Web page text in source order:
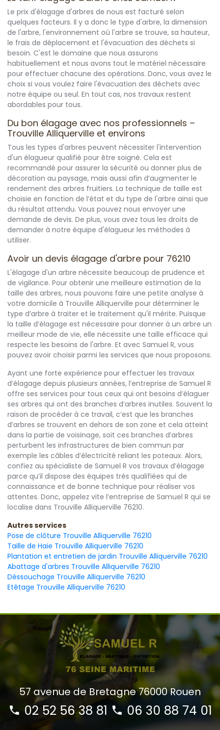
Le prix d'élagage d'arbres de nous est facturé selon
quelques facteurs. Il y a donc le type d'arbre, la dimension
de l'arbre, l'environnement où l'arbre se trouve, sa hauteur,
le frais de déplacement et l'évacuation des déchets si
besoin. C'est le domaine que nous assurons
habituellement et nous avons tout le matériel nécessaire
pour effectuer chacune des opérations. Donc, vous avez le
choix si vous voulez faire l'évacuation des déchets avec
notre équipe ou seul. En tout cas, nos travaux restent
abordables pour tous.
Du bon élagage avec nos professionnels –
Trouville Alliquerville et environs
Tous les types d'arbres peuvent nécessiter l'intervention
d'un élagueur qualifié pour être soigné. Cela est
recommandé pour assurer la sécurité ou donner plus de
décoration au paysage, mais aussi afin d’augmenter le
rendement des arbres fruitiers. La technique de taille est
choisie en fonction de l’état et du type de l'arbre ainsi que
du résultat attendu. Vous pouvez nous envoyer une
demande de devis. De plus, vous avez tous les droits de
demander à notre équipe d'élagueur les méthodes à
utiliser.
Avoir un devis élagage d'arbre pour 76210
L'élagage d'un arbre nécessite beaucoup de prudence et
de vigilance. Pour obtenir une meilleure estimation de la
taille des arbres, nous pouvons faire une petite analyse à
votre domicile à Trouville Alliquerville pour déterminer le
type d’arbre à traiter et le traitement qu'il mérite. Puisque
la taille d’élagage est nécessaire pour donner à un arbre un
meilleur mode de vie, elle nécessite une taille efficace qui
respecte les besoins de l'arbre. Et avec Samuel R, vous
pouvez avoir choisir parmi les services que nous proposons.
Ayant une forte expérience pour effectuer les travaux
d’élagage depuis plusieurs années, l’entreprise de Samuel R
offre ses services pour tous ceux qui ont besoins d’élaguer
ses arbres qui ont des branches d’arbres inutiles. Souvent la
raison de procéder à ce travail, c’est que les branches
d’arbres se trouvent en dehors de son zone et cela atteint
dans la partie de voisinage, soit ces branches d’arbres
perturbent les infrastructures de bien commun par
exemple les câbles d’électricité reliant les poteaux. Alors,
confiez au spécialiste de Samuel R vos travaux d’élagage
parce qu’il dispose des équipes très qualifiées qui de
connaissance et de bonne technique pour réaliser vos
attentes. Donc, appelez vite l’entreprise de Samuel R qui se
localise dans Trouville Alliquerville 76210.
Autres services
Pose de clôture Trouville Alliquerville 76210
Taille de Haie Trouville Alliquerville 76210
Plantation et entretien de jardin Trouville Alliquerville 76210
Abattage d'arbres Trouville Alliquerville 76210
Déssouchage Trouville Alliquerville 76210
Etêtage Trouville Alliquerville 76210
57 avenue de Bretagne 76000 Rouen
02 52 56 38 81 06 30 88 74 01